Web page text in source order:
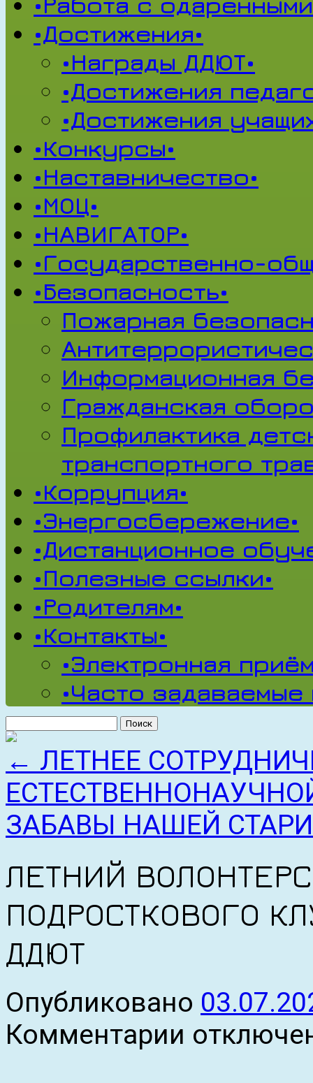
•Достижения•
•Награды ДДЮТ•
•Достижения
•Достижения
•Конкурсы•
•Наставничество•
•МОЦ•
•НАВИГАТОР•
•Государственно-
•Безопасность•
Пожарная
Информационная
Гражданская
Профилактика
транспортного
•Коррупция•
•Энергосбережение•
•Дистанционное
•Полезные ссылки•
•Родителям•
•Контакты•
•Электронная
•Часто
← ЛЕТНЕЕ
ЗАБАВЫ НАШЕЙ
ЛЕТНИЙ
ПОДРОСТКОВОГО
ДДЮТ
Опубликовано
Комментарии
записи